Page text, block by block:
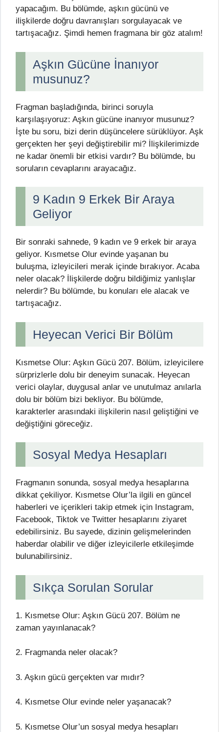
yapacağım. Bu bölümde, aşkın gücünü ve
ilişkilerde doğru davranışları sorgulayacak ve
tartışacağız. Şimdi hemen fragmana bir göz atalım!
Aşkın Gücüne İnanıyor
musunuz?
Fragman başladığında, birinci soruyla
karşılaşıyoruz: Aşkın gücüne inanıyor musunuz?
İşte bu soru, bizi derin düşüncelere sürüklüyor. Aşk
gerçekten her şeyi değiştirebilir mi? İlişkilerimizde
ne kadar önemli bir etkisi vardır? Bu bölümde, bu
soruların cevaplarını arayacağız.
9 Kadın 9 Erkek Bir Araya
Geliyor
Bir sonraki sahnede, 9 kadın ve 9 erkek bir araya
geliyor. Kısmetse Olur evinde yaşanan bu
buluşma, izleyicileri merak içinde bırakıyor. Acaba
neler olacak? İlişkilerde doğru bildiğimiz yanlışlar
nelerdir? Bu bölümde, bu konuları ele alacak ve
tartışacağız.
Heyecan Verici Bir Bölüm
Kısmetse Olur: Aşkın Gücü 207. Bölüm, izleyicilere
sürprizlerle dolu bir deneyim sunacak. Heyecan
verici olaylar, duygusal anlar ve unutulmaz anılarla
dolu bir bölüm bizi bekliyor. Bu bölümde,
karakterler arasındaki ilişkilerin nasıl geliştiğini ve
değiştiğini göreceğiz.
Sosyal Medya Hesapları
Fragmanın sonunda, sosyal medya hesaplarına
dikkat çekiliyor. Kısmetse Olur’la ilgili en güncel
haberleri ve içerikleri takip etmek için Instagram,
Facebook, Tiktok ve Twitter hesaplarını ziyaret
edebilirsiniz. Bu sayede, dizinin gelişmelerinden
haberdar olabilir ve diğer izleyicilerle etkileşimde
bulunabilirsiniz.
Sıkça Sorulan Sorular
1. Kısmetse Olur: Aşkın Gücü 207. Bölüm ne
zaman yayınlanacak?
2. Fragmanda neler olacak?
3. Aşkın gücü gerçekten var mıdır?
4. Kısmetse Olur evinde neler yaşanacak?
5. Kısmetse Olur’un sosyal medya hesapları